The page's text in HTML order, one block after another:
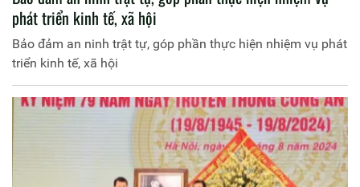
phát triển kinh tế, xã hội
Bảo đảm an ninh trật tự, góp phần thực hiện nhiệm vụ phát
triển kinh tế, xã hội